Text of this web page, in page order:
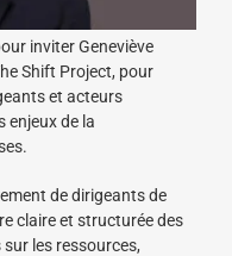
inviter Geneviève
Shift Project, pour
et acteurs
enjeux de la
de dirigeants de
claire et structurée des
les ressources,